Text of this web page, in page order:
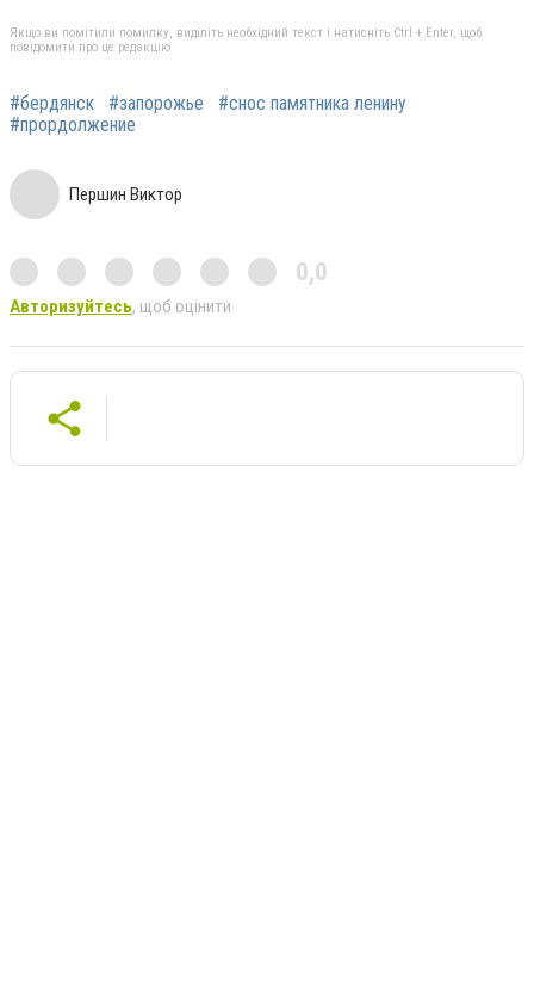
Якщо ви помітили помилку, виділіть необхідний текст і натисніть Ctrl + Enter, щоб
повідомити про це редакцію
#бердянск #запорожье
#снос памятника ленину
#прордолжение
Першин Виктор
0,0
Авторизуйтесь, щоб оцінити